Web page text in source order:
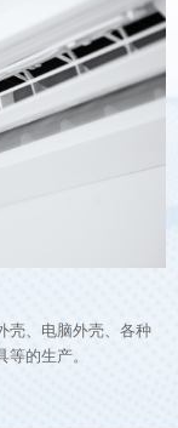
壳、电脑外壳、各种
的生产。